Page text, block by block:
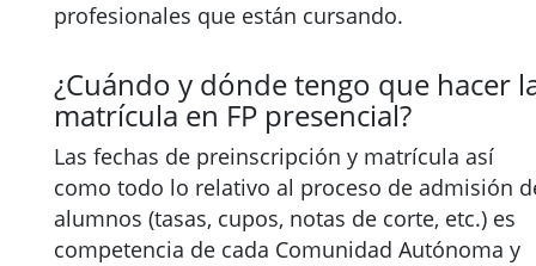
profesionales que están cursando.
¿Cuándo y dónde tengo que hacer
matrícula en FP presencial?
Las fechas de preinscripción y matrícula así
como todo lo relativo al proceso de admisión
alumnos (tasas, cupos, notas de corte, etc.) es
competencia de cada Comunidad Autónoma y